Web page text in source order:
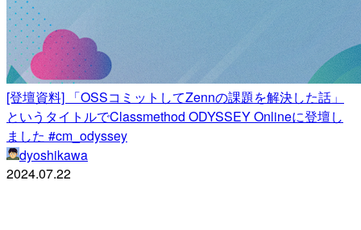
[登壇資料] 「OSSコミットしてZennの課題を解決した話」
というタイトルでClassmethod ODYSSEY Onlineに登壇し
ました #cm_odyssey
dyoshikawa
2024.07.22